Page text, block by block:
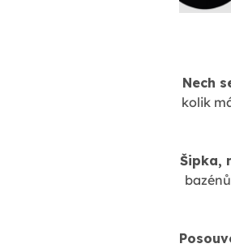
Nech
kolik
Šipka,